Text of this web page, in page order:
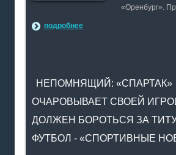
«Оренбург».
подробнее
НЕПОМНЯЩИЙ: «СПАРТАК»
ОЧАРОВЫВАЕТ СВОЕЙ
ДОЛЖЕН БОРОТЬСЯ ЗА
ФУТБОЛ - «СПОРТИВНЫЕ